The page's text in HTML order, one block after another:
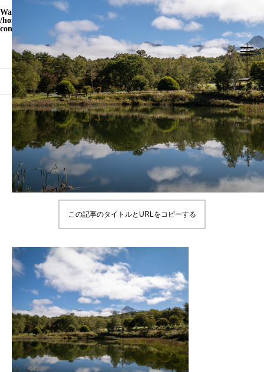
Warning
: Undefined array key "WP_Widget_Recent_Comments" in
/home/yamatohito/yamatohito.jp/public_html/travel.yamatohito.jp/wp-
content/themes/meets_tcd086/functions.phpon line535
ブログ L1001122
L1001122
2022.04.03
この記事のタイトルとURLをコピーする